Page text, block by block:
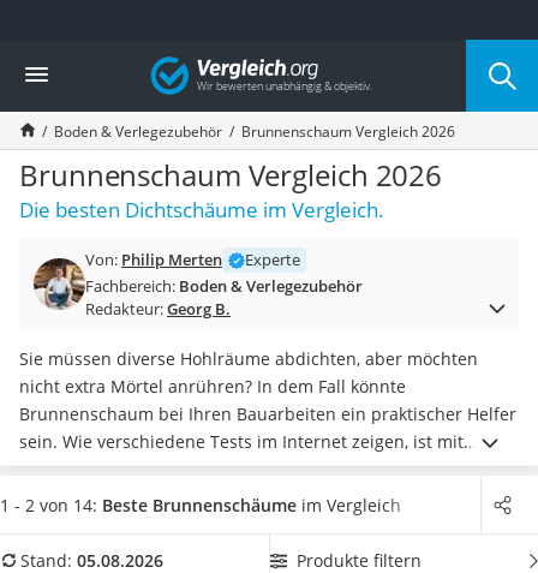
Die beliebtesten Vergleiche nach Kategorie
Baumarkt
Tresor feuerfest
Makita-Akku-Rasenmäher
Kappsäge
Smartes Türschloss
Akku-Rasentrimmer
Split-Klimaanlage 2 Innengeräte
Pelletofen
Tiefbrunnenpumpe
Fliesenschneider
Hochdruckreiniger
Doppelschleifer
Überwachungskamera
Benzinrasenmäher mit Elektrostart
Löschdecke
Vergleich
Boden & Verlegezubehör Brunnenschaum Vergleich 2026
Brunnenschaum Vergleich 2026
Die besten Dichtschäume im Vergleich.
Von: Philip Merten
Experte
Fachbereich: Boden & Verlegezubehör
Redakteur:Georg B.
Sie müssen diverse Hohlräume abdichten, aber möchten
nicht extra Mörtel anrühren? In dem Fall könnte
Brunnenschaum bei Ihren Bauarbeiten ein praktischer Helfer
sein. Wie verschiedene Tests im Internet zeigen, ist mit
Brunnenschaum ein sehr zeitsparendes Arbeiten möglich, da
dieser direkt einsatzbereit ist und besonders schnell
Brunnenschaum aus unserer Vergleichstabelle, damit der
1 - 2 von 14: Beste Brunnenschäume im Vergleich
Stand: 05.08.2026 Produkte filtern